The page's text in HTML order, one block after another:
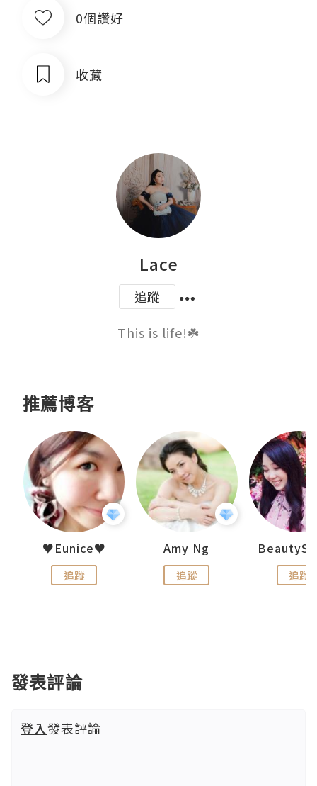
0個讚好
收藏
Lace
追蹤
This is life!☘️
推薦博客
♥Eunice♥
追蹤
Amy Ng
追蹤 追蹤
發表評論
登入發表評論